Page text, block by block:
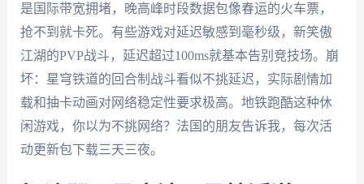
是国际带宽拥堵，晚高峰时段数据包像春运的火车票，
抢不到就卡死。有些游戏对延迟敏感到毫秒级，新笑傲
江湖的PVP战斗，延迟超过100ms就基本告别竞技场。崩
坏：星穹铁道的回合制战斗看似不挑延迟，实际剧情加
载和抽卡动画对网络稳定性要求极高。地铁跑酷这种休
闲游戏，你以为不挑网络？法国的朋友告诉我，每次活
动更新包下载三天三夜。